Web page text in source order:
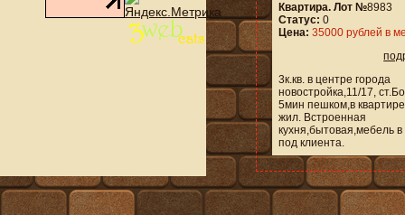
Квартира. Лот №8983
Статус: 0
Цена: 35000 рублей в
3к.кв. в центре города
новостройка,11/17,
5мин пешком,в
жил. Встроенная
кухня,бытовая,мебель в
под клиента.